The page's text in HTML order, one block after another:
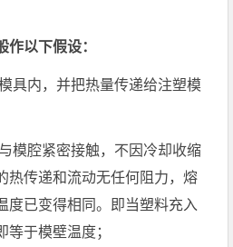
作以下假设：
具内，并把热量传递给注塑模
模腔紧密接触，不因冷却收缩
热传递和流动无任何阻力，熔
度已变得相同。即当塑料充入
等于模壁温度；